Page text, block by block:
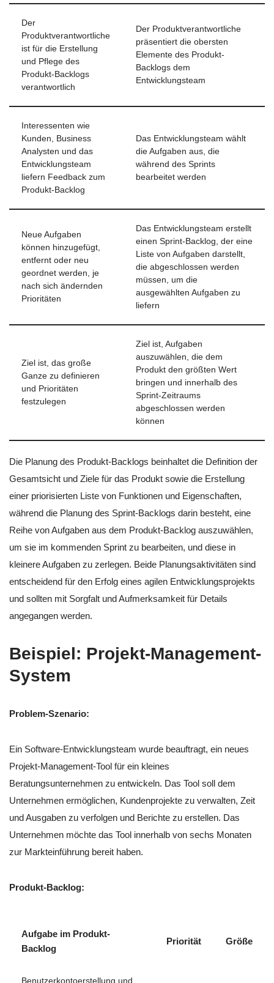
Der
Produktverantwortliche
ist für die Erstellung
und Pflege des
Produkt-Backlogs
verantwortlich
Der Produktverantwortliche
präsentiert die obersten
Elemente des Produkt-
Backlogs dem
Entwicklungsteam
Interessenten wie
Kunden, Business
Analysten und das
Entwicklungsteam
liefern Feedback zum
Produkt-Backlog
Das Entwicklungsteam wählt
die Aufgaben aus, die
während des Sprints
bearbeitet werden
Neue Aufgaben
können hinzugefügt,
entfernt oder neu
geordnet werden, je
nach sich ändernden
Prioritäten
Das Entwicklungsteam erstellt
einen Sprint-Backlog, der eine
Liste von Aufgaben darstellt,
die abgeschlossen werden
müssen, um die
ausgewählten Aufgaben zu
liefern
Ziel ist, das große
Ganze zu definieren
und Prioritäten
festzulegen
Ziel ist, Aufgaben
auszuwählen, die dem
Produkt den größten Wert
bringen und innerhalb des
Sprint-Zeitraums
abgeschlossen werden
können
Die Planung des Produkt-Backlogs beinhaltet die Definition der
Gesamtsicht und Ziele für das Produkt sowie die Erstellung
einer priorisierten Liste von Funktionen und Eigenschaften,
während die Planung des Sprint-Backlogs darin besteht, eine
Reihe von Aufgaben aus dem Produkt-Backlog auszuwählen,
um sie im kommenden Sprint zu bearbeiten, und diese in
kleinere Aufgaben zu zerlegen. Beide Planungsaktivitäten sind
entscheidend für den Erfolg eines agilen Entwicklungsprojekts
und sollten mit Sorgfalt und Aufmerksamkeit für Details
angegangen werden.
Beispiel: Projekt-Management-
System
Problem-Szenario:
Ein Software-Entwicklungsteam wurde beauftragt, ein neues
Projekt-Management-Tool für ein kleines
Beratungsunternehmen zu entwickeln. Das Tool soll dem
Unternehmen ermöglichen, Kundenprojekte zu verwalten, Zeit
und Ausgaben zu verfolgen und Berichte zu erstellen. Das
Unternehmen möchte das Tool innerhalb von sechs Monaten
zur Markteinführung bereit haben.
Produkt-Backlog:
Aufgabe im Produkt-
Backlog
Priorität Größe
Benutzerkontoerstellung und